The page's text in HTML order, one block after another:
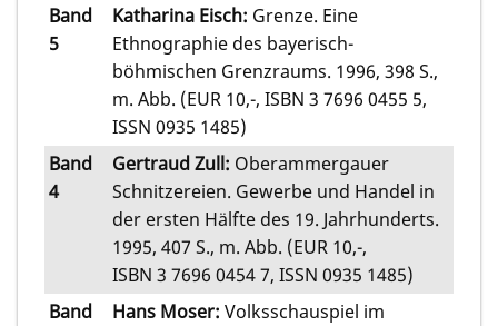
Band
5
Katharina Eisch: Grenze. Eine
Ethnographie des bayerisch-
böhmischen Grenzraums. 1996, 398 S.,
m. Abb. (EUR 10,-, ISBN 3 7696 0455 5,
ISSN 0935 1485)
Band
4
Gertraud Zull: Oberammergauer
Schnitzereien. Gewerbe und Handel in
der ersten Hälfte des 19. Jahrhunderts.
1995, 407 S., m. Abb. (EUR 10,-,
ISBN 3 7696 0454 7, ISSN 0935 1485)
Band
Hans Moser: Volksschauspiel im